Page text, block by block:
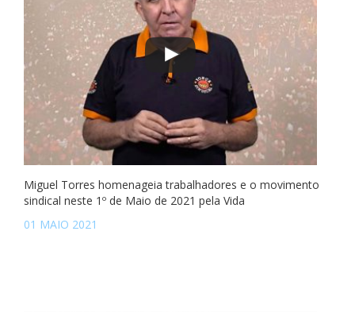
Miguel Torres homenageia trabalhadores e o movimento
sindical neste 1º de Maio de 2021 pela Vida
01 MAIO 2021